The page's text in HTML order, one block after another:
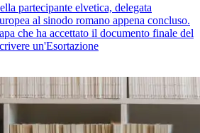
partecipante elvetica, delegata
al sinodo romano appena concluso.
che ha accettato il documento finale del
un'Esortazione